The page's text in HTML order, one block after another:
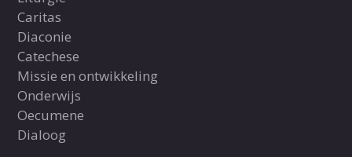
Caritas
Diaconie
Catechese
Missie en ontwikkeling
Onderwijs
Oecumene
Dialoog